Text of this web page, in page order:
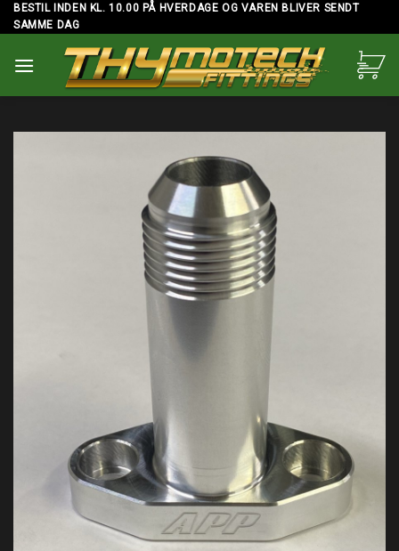
Skip
to
BESTIL INDEN KL. 10.00 PÅ HVERDAGE OG VAREN BLIVER SENDT
SAMME DAG